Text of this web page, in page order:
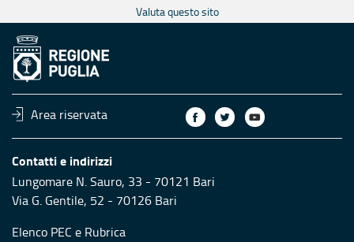
Valuta questo sito
Area riservata
Contatti e indirizzi
Lungomare N. Sauro, 33 - 70121 Bari
Via G. Gentile, 52 - 70126 Bari
Elenco PEC e Rubrica